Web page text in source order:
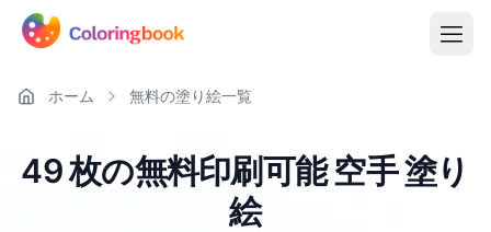
ホーム 無料の塗り絵一覧
49 枚の無料印刷可能 空手 塗り
絵